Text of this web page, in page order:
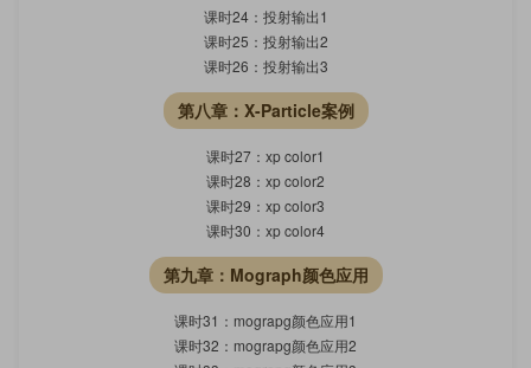
课时24：投射输出1
课时25：投射输出2
课时26：投射输出3
第八章：X-Particle案例
课时27：xp color1
课时28：xp color2
课时29：xp color3
课时30：xp color4
第九章：Mograph颜色应用
课时31：mograpg颜色应用1
课时32：mograpg颜色应用2